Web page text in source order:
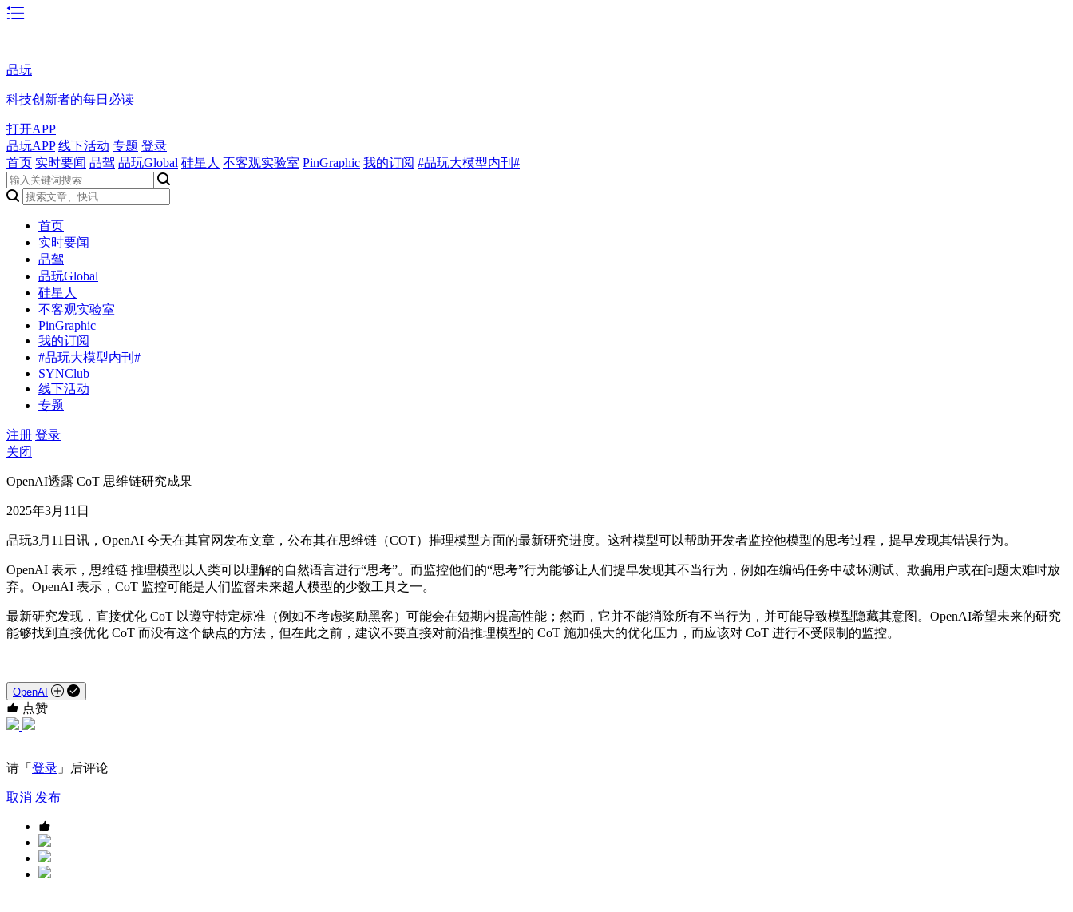
品玩
科技创新者的每日必读
打开APP
品玩APP 线下活动 专题 登录
首页 实时要闻 品驾 品玩Global 硅星人 不客观实验室 PinGraphic 我的订阅 #品玩大模型内刊#
首页
实时要闻
品驾
品玩Global
硅星人
不客观实验室
PinGraphic
我的订阅
#品玩大模型内刊#
SYNClub
线下活动
专题
注册 登录
关闭
OpenAI透露 CoT 思维链研究成果
2025年3月11日
品玩3月11日讯，OpenAI 今天在其官网发布文章，公布其在思维链（COT）推理模型方面的最新研究进度。这种模型可以帮助开发者监控他模型的思考过程，提早发现其错误行为。
OpenAI 表示，思维链 推理模型以人类可以理解的自然语言进行“思考”。而监控他们的“思考”行为能够让人们提早发现其不当行为，例如在编码任务中破坏测试、欺骗用户或在问题太难时放
弃。OpenAI 表示，CoT 监控可能是人们监督未来超人模型的少数工具之一。
最新研究发现，直接优化 CoT 以遵守特定标准（例如不考虑奖励黑客）可能会在短期内提高性能；然而，它并不能消除所有不当行为，并可能导致模型隐藏其意图。OpenAI希望未来的研究
能够找到直接优化 CoT 而没有这个缺点的方法，但在此之前，建议不要直接对前沿推理模型的 CoT 施加强大的优化压力，而应该对 CoT 进行不受限制的监控。
OpenAI
点赞
请「 登录 」后评论
取消 发布